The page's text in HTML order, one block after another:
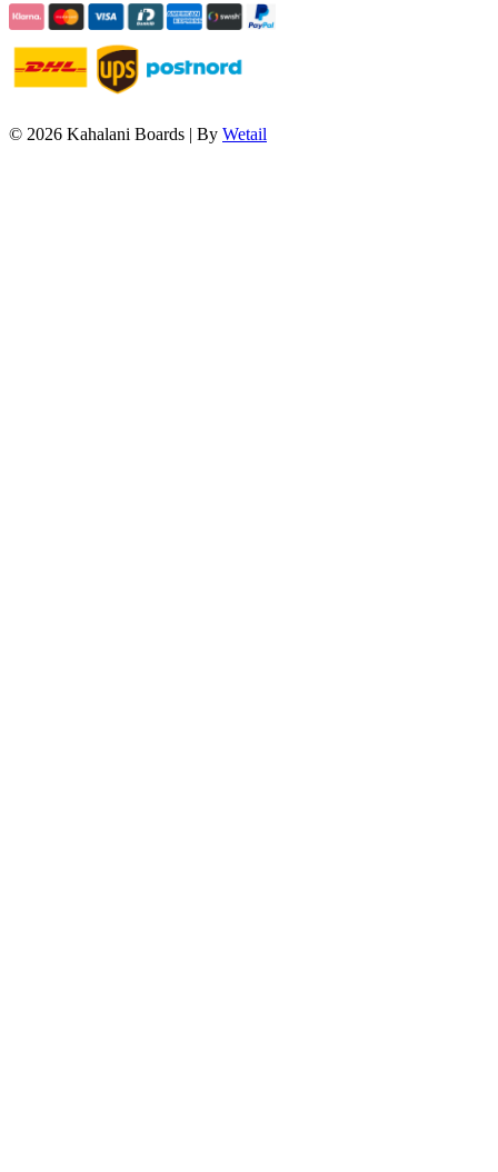
© 2026 Kahalani Boards | By Wetail